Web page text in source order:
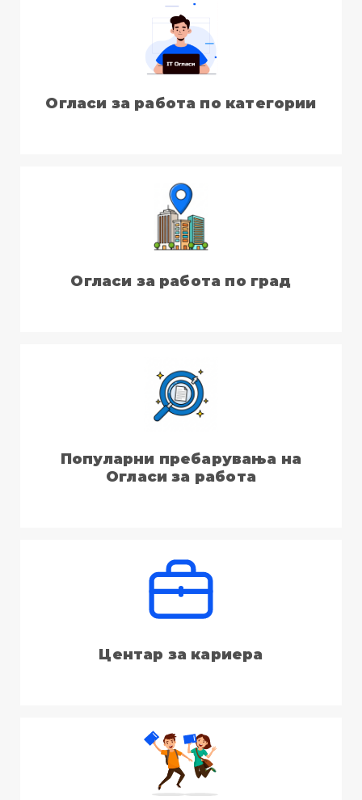
Огласи за работа по категории
Огласи за работа по град
Популарни пребарувања на
Огласи за работа
Центар за кариера